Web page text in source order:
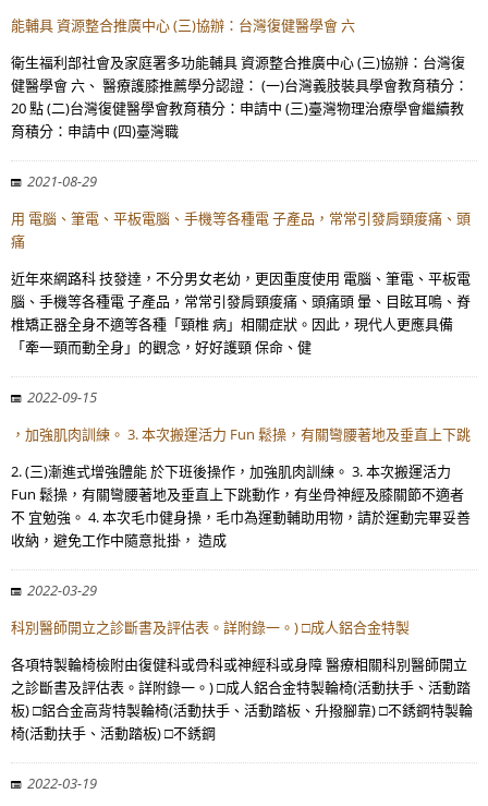
能輔具 資源整合推廣中心 (三)協辦：台灣復健醫學會 六
衛生福利部社會及家庭署多功能輔具 資源整合推廣中心 (三)協辦：台灣復
健醫學會 六、 醫療護膝推薦學分認證： (一)台灣義肢裝具學會教育積分：
20 點 (二)台灣復健醫學會教育積分：申請中 (三)臺灣物理治療學會繼續教
育積分：申請中 (四)臺灣職
2021-08-29
用 電腦、筆電、平板電腦、手機等各種電 子產品，常常引發肩頸痠痛、頭
痛
近年來網路科 技發達，不分男女老幼，更因重度使用 電腦、筆電、平板電
腦、手機等各種電 子產品，常常引發肩頸痠痛、頭痛頭 暈、目眩耳鳴、脊
椎矯正器全身不適等各種「頸椎 病」相關症狀。因此，現代人更應具備
「牽一頸而動全身」的觀念，好好護頸 保命、健
2022-09-15
，加強肌肉訓練。 3. 本次搬運活力 Fun 鬆操，有關彎腰著地及垂直上下跳
2. (三)漸進式增強體能 於下班後操作，加強肌肉訓練。 3. 本次搬運活力
Fun 鬆操，有關彎腰著地及垂直上下跳動作，有坐骨神經及膝關節不適者
不 宜勉強。 4. 本次毛巾健身操，毛巾為運動輔助用物，請於運動完畢妥善
收納，避免工作中隨意批掛， 造成
2022-03-29
科別醫師開立之診斷書及評估表。詳附錄一。) □成人鋁合金特製
各項特製輪椅檢附由復健科或骨科或神經科或身障 醫療相關科別醫師開立
之診斷書及評估表。詳附錄一。) □成人鋁合金特製輪椅(活動扶手、活動踏
板) □鋁合金高背特製輪椅(活動扶手、活動踏板、升撥腳靠) □不銹鋼特製輪
椅(活動扶手、活動踏板) □不銹鋼
2022-03-19